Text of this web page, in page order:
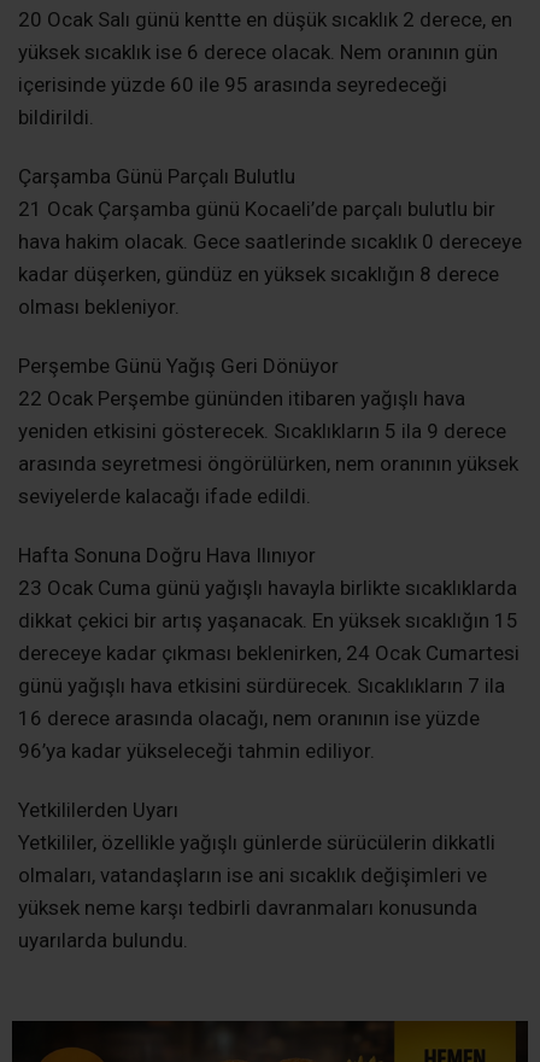
20 Ocak Salı günü kentte en düşük sıcaklık 2 derece, en
yüksek sıcaklık ise 6 derece olacak. Nem oranının gün
içerisinde yüzde 60 ile 95 arasında seyredeceği
bildirildi.
Çarşamba Günü Parçalı Bulutlu
21 Ocak Çarşamba günü Kocaeli’de parçalı bulutlu bir
hava hakim olacak. Gece saatlerinde sıcaklık 0 dereceye
kadar düşerken, gündüz en yüksek sıcaklığın 8 derece
olması bekleniyor.
Perşembe Günü Yağış Geri Dönüyor
22 Ocak Perşembe gününden itibaren yağışlı hava
yeniden etkisini gösterecek. Sıcaklıkların 5 ila 9 derece
arasında seyretmesi öngörülürken, nem oranının yüksek
seviyelerde kalacağı ifade edildi.
Hafta Sonuna Doğru Hava Ilınıyor
23 Ocak Cuma günü yağışlı havayla birlikte sıcaklıklarda
dikkat çekici bir artış yaşanacak. En yüksek sıcaklığın 15
dereceye kadar çıkması beklenirken, 24 Ocak Cumartesi
günü yağışlı hava etkisini sürdürecek. Sıcaklıkların 7 ila
16 derece arasında olacağı, nem oranının ise yüzde
96’ya kadar yükseleceği tahmin ediliyor.
Yetkililerden Uyarı
Yetkililer, özellikle yağışlı günlerde sürücülerin dikkatli
olmaları, vatandaşların ise ani sıcaklık değişimleri ve
yüksek neme karşı tedbirli davranmaları konusunda
uyarılarda bulundu.